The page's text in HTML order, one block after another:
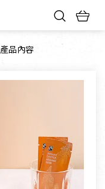
目前頁面：
產品內容